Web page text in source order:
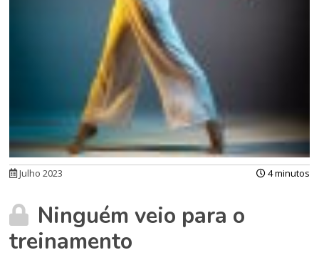
Julho 2023 4 minutos
Ninguém veio para o
treinamento